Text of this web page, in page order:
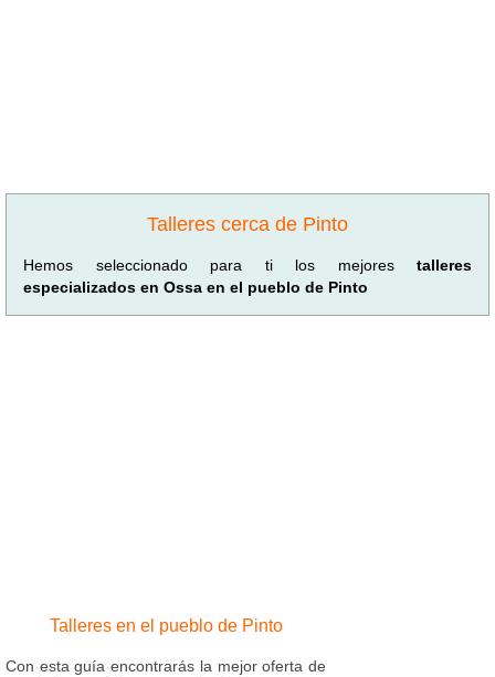
Talleres cerca de Pinto
Hemos seleccionado para ti los mejores talleres
especializados en Ossa en el pueblo de Pinto
Talleres en el pueblo de Pinto
Con esta guía encontrarás la mejor oferta de